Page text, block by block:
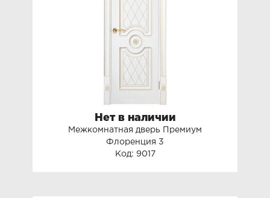
Нет в наличии
Межкомнатная дверь Премиум
Флоренция 3
Код: 9017